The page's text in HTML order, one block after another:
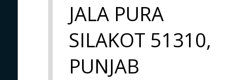
JALA PURA
SILAKOT 51310,
PUNJAB